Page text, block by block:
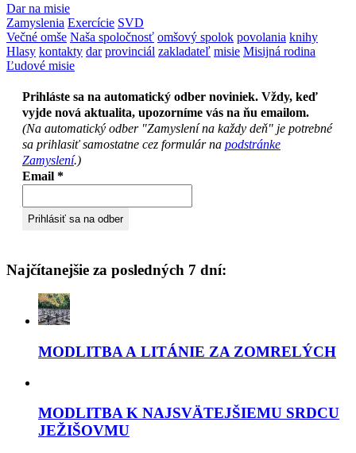
Dar na misie
Zamyslenia Exercície SVD
Večné omše Naša spoločnosť omšový spolok povolania knihy
Hlasy kontakty dar provinciál zakladateľ misie Misijná rodina
Ľudové misie
Prihláste sa na automatický odber noviniek. Vždy, keď
vyjde nová aktualita, upozorníme vás na ňu emailom.
(Na automatický odber "Zamyslení na každy deň" je potrebné
sa prihlasiť samostatne cez formulár na podstránke
Zamyslení.)
Email *
Najčítanejšie za posledných 7 dní:
MODLITBA A LITÁNIE ZA ZOMRELÝCH
MODLITBA K NAJSVÄTEJŠIEMU SRDCU
JEŽIŠOVMU